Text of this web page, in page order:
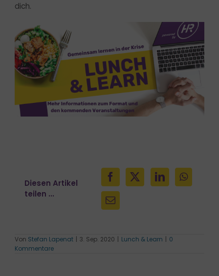
dich.
Diesen Artikel
teilen ...
Von Stefan Lapenat | 3. Sep. 2020 | Lunch & Learn | 0
Kommentare